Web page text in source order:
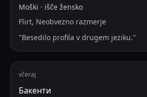
Moški · išče žensko
Flirt, Neobvezno razmerje
"Besedilo profila v drugem jeziku."
včeraj
Бакенти